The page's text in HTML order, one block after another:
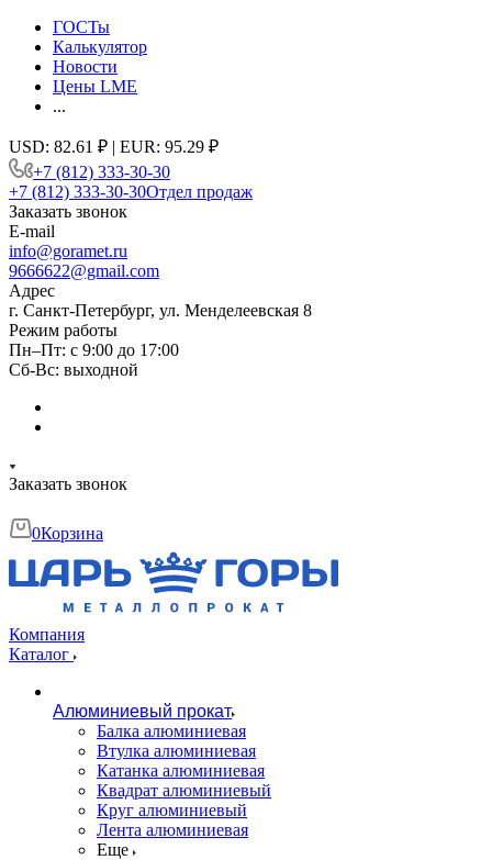
ГОСТы
Калькулятор
Новости
Цены LME
...
USD: 82.61 ₽ | EUR: 95.29 ₽
+7 (812) 333-30-30
+7 (812) 333-30-30Отдел продаж
Заказать звонок
E-mail
info@goramet.ru
9666622@gmail.com
Адрес
г. Санкт-Петербург, ул. Менделеевская 8
Режим работы
Пн–Пт: с 9:00 до 17:00
Сб-Вс: выходной
Заказать звонок
0Корзина
Компания
Каталог
Алюминиевый прокат
Балка алюминиевая
Втулка алюминиевая
Катанка алюминиевая
Квадрат алюминиевый
Круг алюминиевый
Лента алюминиевая
Еще